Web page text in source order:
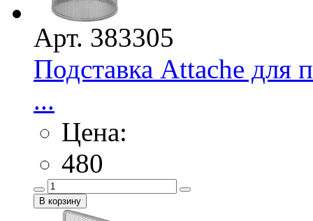
Арт. 383305
Подставка Attache для
...
Цена:
480